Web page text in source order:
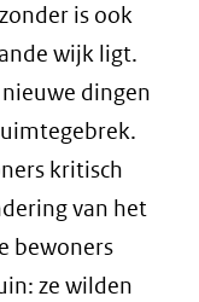
is ook
wijk ligt.
dingen
kritisch
van het
bewoners
ze wilden